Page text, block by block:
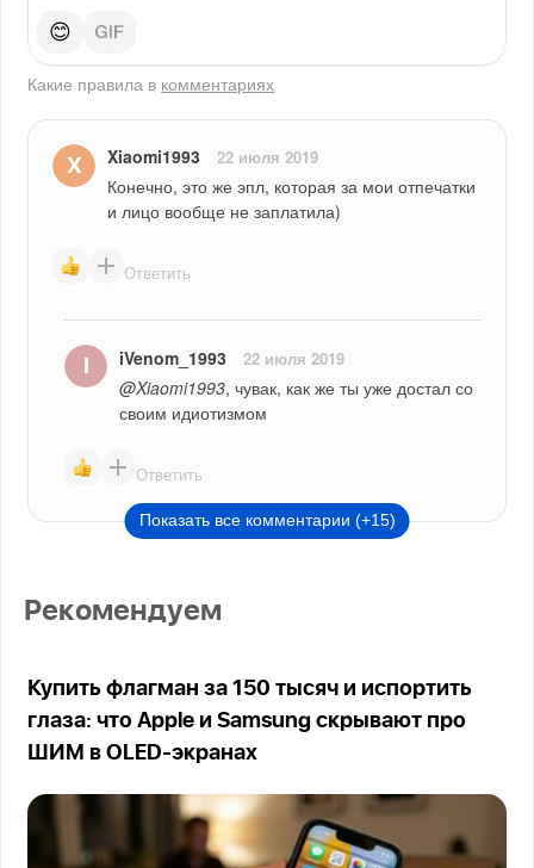
😊
Какие правила в комментариях
Xiaomi1993 22 июля 2019
Конечно, это же эпл, которая за мои отпечатки
и лицо вообще не заплатила)
Ответить
iVenom_1993 22 июля 2019
@Xiaomi1993, чувак, как же ты уже достал со
своим идиотизмом
Ответить
Показать все комментарии (+15)
Рекомендуем
Купить флагман за 150 тысяч и испортить
глаза: что Apple и Samsung скрывают про
ШИМ в OLED-экранах